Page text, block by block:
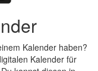
Kalender haben?
Kalender für